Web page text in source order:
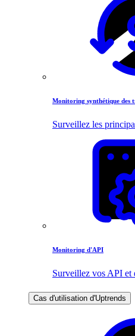
Monitoring synthétique des
Surveillez les
Monitoring d'API
Surveillez vos API et
Cas d'utilisation d'Uptrends